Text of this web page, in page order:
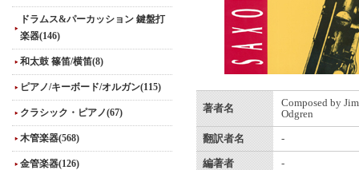
ドラムス&パーカッション 鍵盤打
楽器(146)
和太鼓 篠笛/横笛(8)
ピアノ/キーボード/オルガン(115)
クラシック・ピアノ(67)
木管楽器(568)
金管楽器(126)
著者名
Composed by
Odgren
翻訳者名 -
編著者 -